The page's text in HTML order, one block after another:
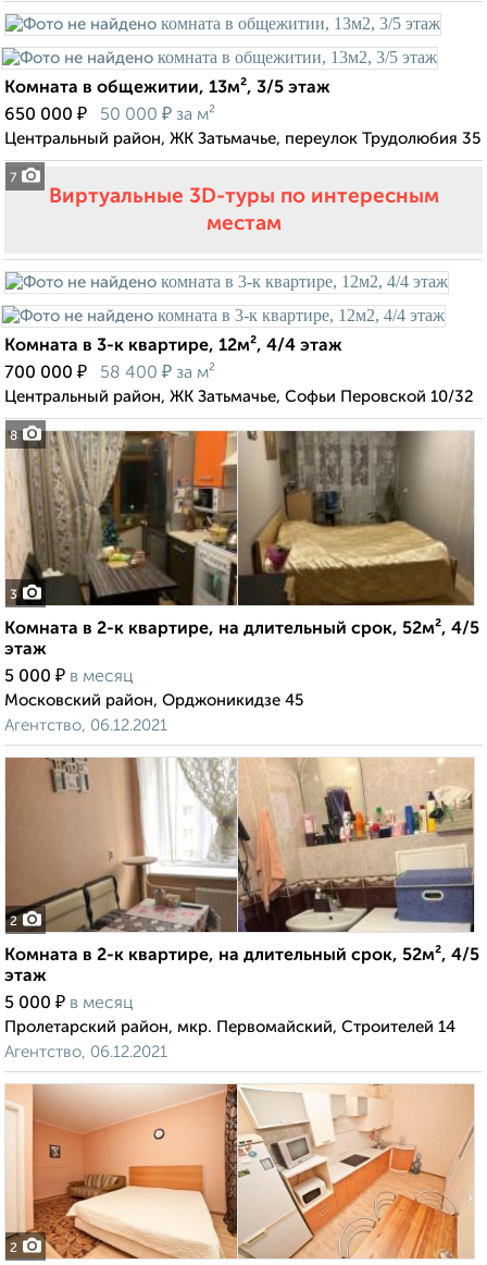
7
Комната в общежитии, 13м², 3/5 этаж
650 000 ₽ 50 000 ₽ за м²
Центральный район, ЖК Затьмачье, переулок Трудолюбия 35
Виртуальные 3D-туры по интересным
местам
8
Комната в 3-к квартире, 12м², 4/4 этаж
700 000 ₽ 58 400 ₽ за м²
Центральный район, ЖК Затьмачье, Софьи Перовской 10/32
3
Комната в 2-к квартире, на длительный срок, 52м², 4/5
этаж
5 000 ₽ в месяц
Московский район, Орджоникидзе 45
Агентство, 06.12.2021
2
Комната в 2-к квартире, на длительный срок, 52м², 4/5
этаж
5 000 ₽ в месяц
Пролетарский район, мкр. Первомайский, Строителей 14
Агентство, 06.12.2021
2